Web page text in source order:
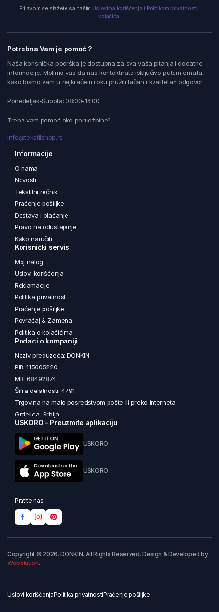
Prijavom se slažete sa našim Uslovima korišćenja i Politikom privatnosti i
kolačića.
Potrebna Vam je pomoć ?
Naša korisnička podrška je dostupna za sva vaša pitanja i dodatne
informacije. Molimo vas da nas kontaktirate isključivo putem emaila,
kako bismo vam u najkraćem roku pružili tačan i kvalitetan odgovor.
Ponedeljak-Subota: 08:00-16:00
Treba vam pomoć oko porudžbine?
info@tekstilshop.rs
Informacije
O nama
Novosti
Tekstilni rečnik
Praćenje pošiljke
Dostava i plaćanje
Pravo na odustajanje
Kako naručiti
Korisnički servis
Moj nalog
Uslovi korišćenja
Reklamacije
Politika privatnosti
Praćenje pošiljke
Povraćaj & Zamena
Politika o kolačićima
Podaci o kompaniji
Naziv preduzeća: DONKIN
PIB: 115605220
MB: 68492874
Šifra delatnosti: 4791
Trgovina na malo posredstvom pošte ili preko interneta
Grdelica, Srbija
USKORO - Preuzmite aplikaciju
USKORO
USKORO
Pratite nas:
Copyright © 2026. DONKIN. All Rights Reserved. Design & Developed by
Webolution.
Uslovi korišćenjaPolitika privatnostiPraćenje pošiljke